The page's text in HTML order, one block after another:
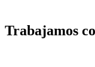
Trabajamos